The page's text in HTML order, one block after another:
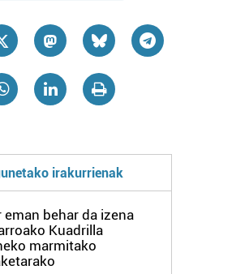
irakurrienak
eman behar da izena
Kuadrilla
marmitako